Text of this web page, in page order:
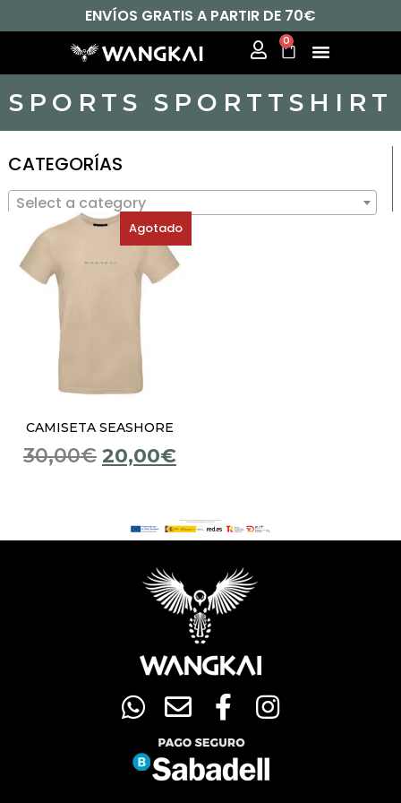
ENVÍOS GRATIS A PARTIR DE 70€
0
SPORTS SPORTTSHIRT
CATEGORÍAS
Select a category
OFERTA
Agotado
CAMISETA SEASHORE
30,00€ 20,00€